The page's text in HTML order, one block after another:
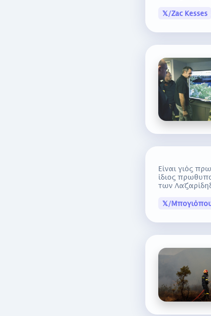
𝕏/Zac Kesses
Είναι γιός
ίδιος
των
𝕏/